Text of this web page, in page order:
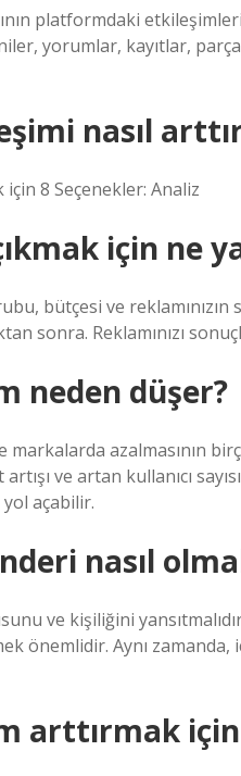
platformdaki
yorumlar, kayıtlar,
nasıl
8 Seçenekler: Analiz
için ne
bütçesi ve reklamınızın
sonra. Reklamınızı
neden düşer?
azalmasının
ve artan kullanıcı
açabilir.
nasıl
ve kişiliğini
önemlidir. Aynı
arttırmak için